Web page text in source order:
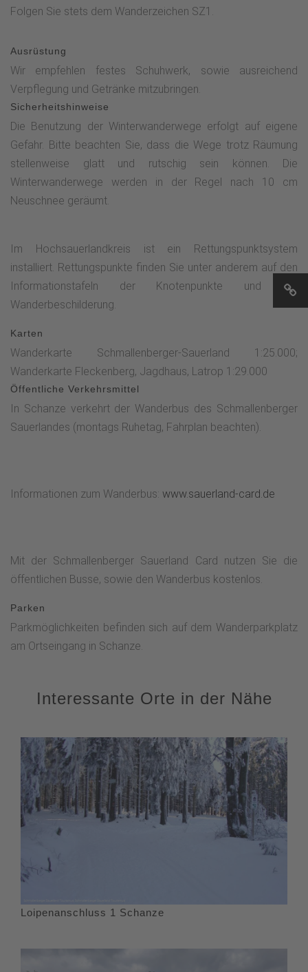
Folgen Sie stets dem Wanderzeichen SZ1.
Ausrüstung
Wir empfehlen festes Schuhwerk, sowie ausreichend
Verpflegung und Getränke mitzubringen.
Sicherheitshinweise
Die Benutzung der Winterwanderwege erfolgt auf eigene
Gefahr. Bitte beachten Sie, dass die Wege trotz Räumung
stellenweise glatt und rutschig sein können. Die
Winterwanderwege werden in der Regel nach 10 cm
Neuschnee geräumt.
Im Hochsauerlandkreis ist ein Rettungspunktsystem
installiert. Rettungspunkte finden Sie unter anderem auf den
Informationstafeln der Knotenpunkte und der
Wanderbeschilderung.
Karten
Wanderkarte Schmallenberger-Sauerland 1:25.000;
Wanderkarte Fleckenberg, Jagdhaus, Latrop 1:29.000
Öffentliche Verkehrsmittel
In Schanze verkehrt der Wanderbus des Schmallenberger
Sauerlandes (montags Ruhetag, Fahrplan beachten).
Informationen zum Wanderbus: www.sauerland-card.de
Mit der Schmallenberger Sauerland Card nutzen Sie die
öffentlichen Busse, sowie den Wanderbus kostenlos.
Parken
Parkmöglichkeiten befinden sich auf dem Wanderparkplatz
am Ortseingang in Schanze.
Interessante Orte in der Nähe
Loipenanschluss 1 Schanze